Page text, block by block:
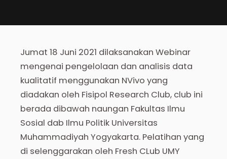
Jumat 18 Juni 2021 dilaksanakan Webinar
mengenai pengelolaan dan analisis data
kualitatif menggunakan NVivo yang
diadakan oleh Fisipol Research Club, club ini
berada dibawah naungan Fakultas Ilmu
Sosial dab Ilmu Politik Universitas
Muhammadiyah Yogyakarta. Pelatihan yang
di selenggarakan oleh Fresh CLub UMY